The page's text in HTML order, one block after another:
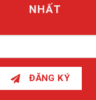
NHẤT
ĐĂNG KÝ